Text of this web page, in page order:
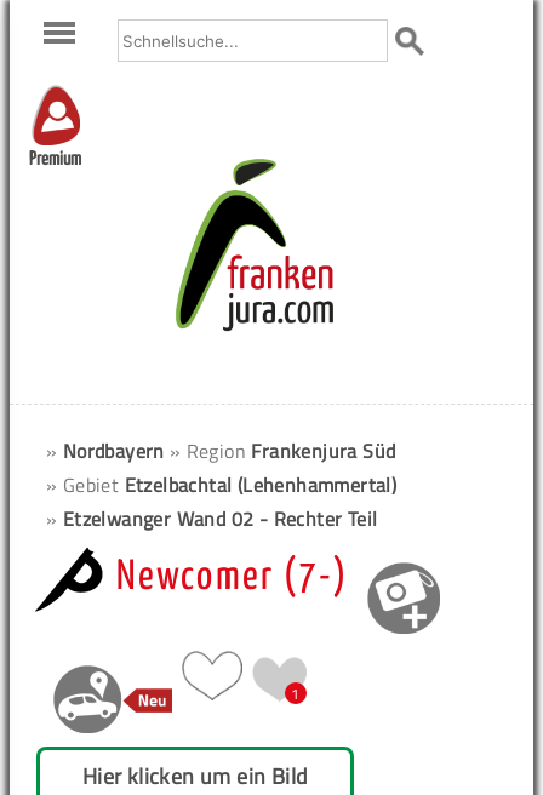
Premium
» Nordbayern » Region Frankenjura Süd
» Gebiet Etzelbachtal (Lehenhammertal)
» Etzelwanger Wand 02 - Rechter Teil
Newcomer (7-)
1
Hier klicken um ein Bild